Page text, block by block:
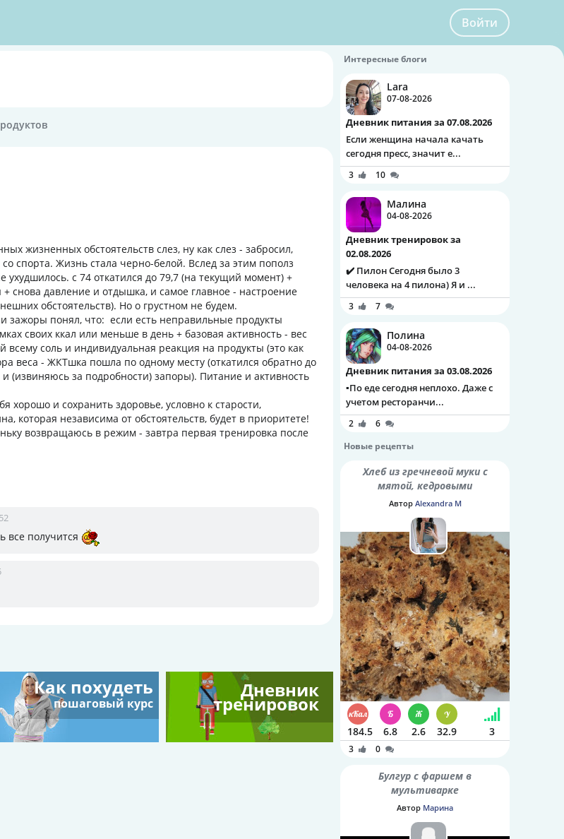
Войти
жизненных обстоятельств слез, ну как слез - забросил,
спорта. Жизнь стала черно-белой. Вслед за этим пополз
ухудшилось. с 74 откатился до 79,7 (на текущий момент) +
снова давление и отдышка, и самое главное - настроение
обстоятельств). Но о грустном не будем.
зажоры понял, что: если есть неправильные продукты
своих ккал или меньше в день + базовая активность - вес
соль и индивидуальная реакция на продукты (это как
веса - ЖКТшка пошла по одному месту (откатился обратно до
(извиняюсь за подробности) запоры). Питание и активность
хорошо и сохранить здоровье, условно к старости,
которая независима от обстоятельств, будет в приоритете!
возвращаюсь в режим - завтра первая тренировка после
получится
Как похудеть
пошаговый курс
Дневник
тренировок
Интересные блоги
Lara
07-08-2026
Дневник питания за 07.08.2026
Если женщина начала качать
сегодня пресс, значит е...
3 10
Малина
04-08-2026
Дневник тренировок за
02.08.2026
✔️ Пилон Сегодня было 3
человека на 4 пилона) Я и ...
3 7
Полина
04-08-2026
Дневник питания за 03.08.2026
▪️По еде сегодня неплохо. Даже с
учетом ресторанчи...
2
6
Новые рецепты
Хлеб из гречневой муки с
мятой, кедровыми
орешками и семенами
Автор Alexandra M
184.5 6.8 2.6 32.9 3
3 0
Булгур с фаршем в
мультиварке
Автор Марина